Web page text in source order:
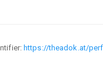
https://theadok.at/